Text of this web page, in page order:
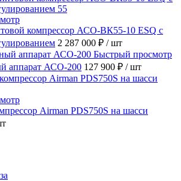
компрессор АСО-ВК55-10 ESQ с
2 287 000 ₽ / шт
Быстрый просмотр
аппарат АСО-200 127 900 ₽ / шт
Airman PDS750S на шасси